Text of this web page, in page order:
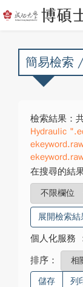
簡易檢索
檢索結果：
Hydraulic
在搜尋的結
展開檢索結
個人化服務
排序：
儲存 列